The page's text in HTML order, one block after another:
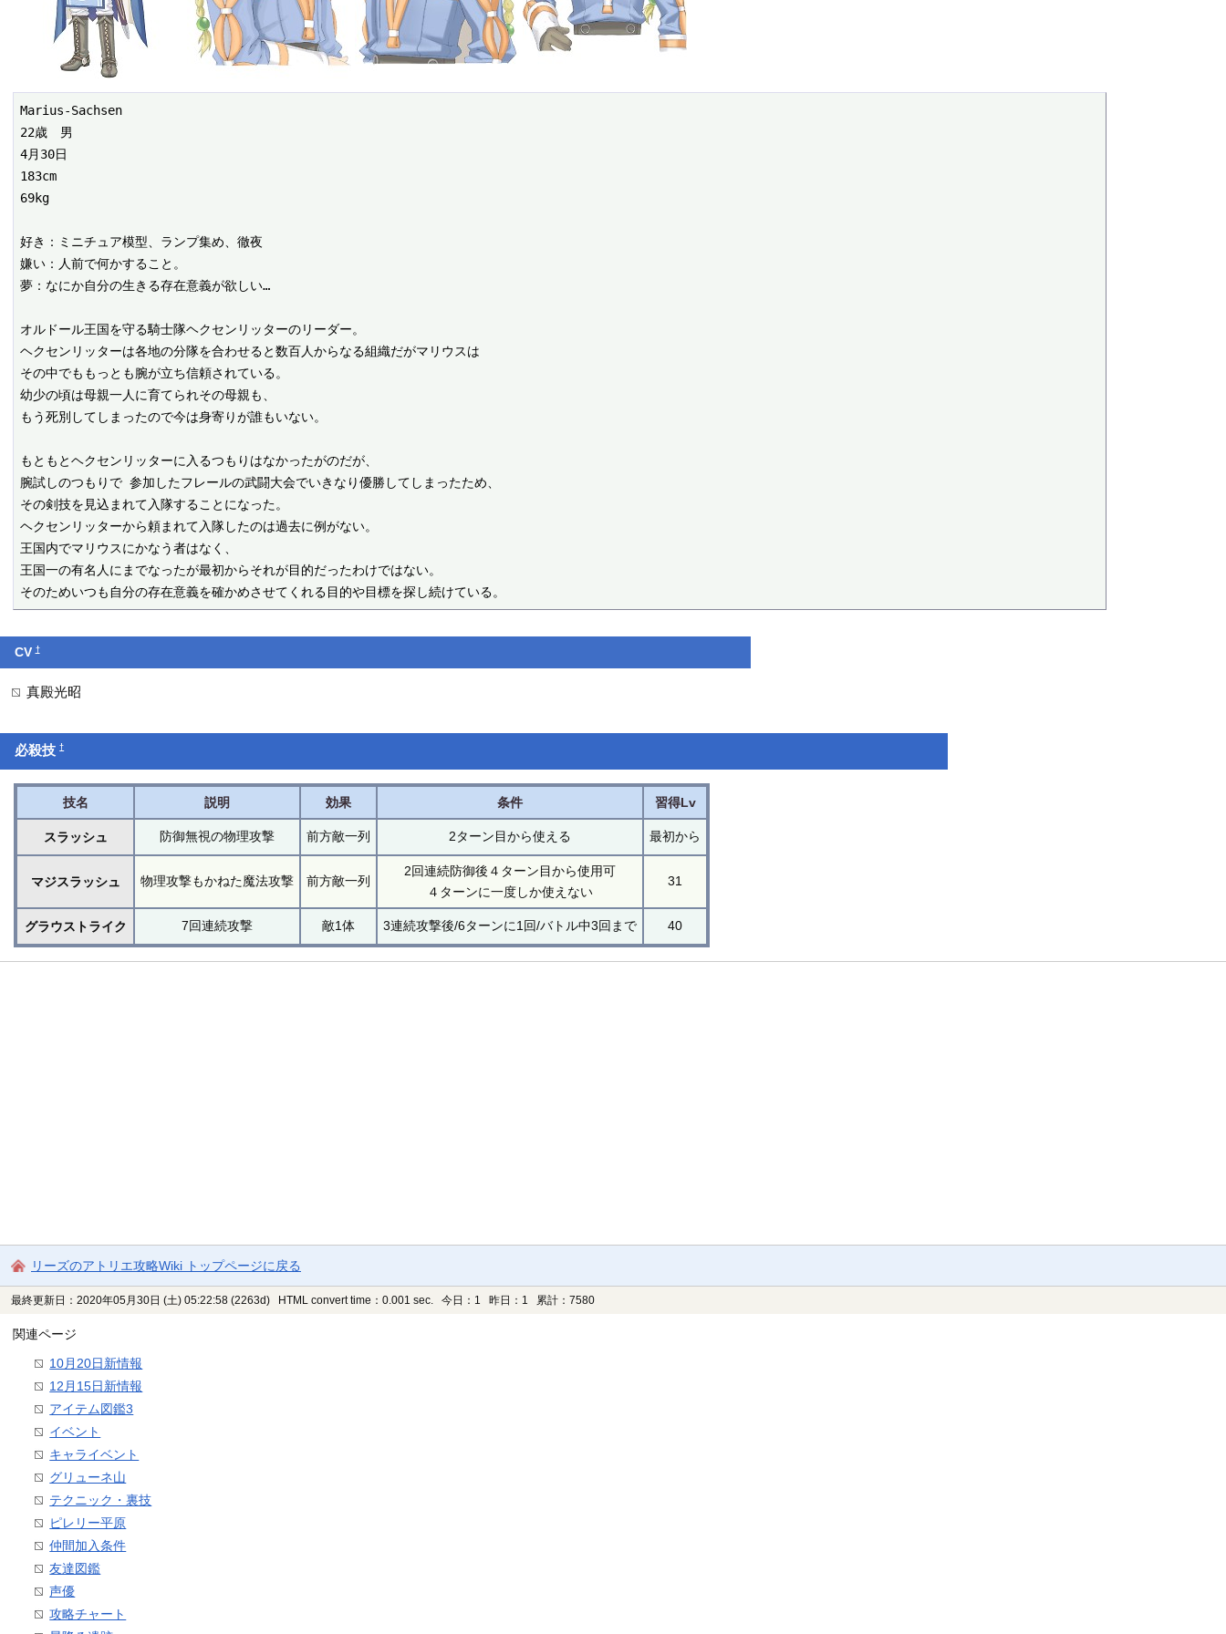
Marius-Sachsen
22歳　男
4月30日
183cm
69kg
好き：ミニチュア模型、ランプ集め、徹夜
嫌い：人前で何かすること。
夢：なにか自分の生きる存在意義が欲しい…
オルドール王国を守る騎士隊ヘクセンリッターのリーダー。
ヘクセンリッターは各地の分隊を合わせると数百人からなる組織だがマリウスは
その中でももっとも腕が立ち信頼されている。
幼少の頃は母親一人に育てられその母親も、
もう死別してしまったので今は身寄りが誰もいない。
もともとヘクセンリッターに入るつもりはなかったがのだが、
腕試しのつもりで 参加したフレールの武闘大会でいきなり優勝してしまったため、
その剣技を見込まれて入隊することになった。
ヘクセンリッターから頼まれて入隊したのは過去に例がない。
王国内でマリウスにかなう者はなく、
王国一の有名人にまでなったが最初からそれが目的だったわけではない。
CV†
真殿光昭
必殺技†
技名 説明 効果 条件 習得Lv
スラッシュ 防御無視の物理攻撃 前方敵一列 2ターン目から使える 最初から
マジスラッシュ 物理攻撃もかねた魔法攻撃 前方敵一列
2回連続防御後４ターン目から使用可
４ターンに一度しか使えない
31
グラウストライク 7回連続攻撃 敵1体 3連続攻撃後/6ターンに1回/バトル中3回まで 40
リーズのアトリエ攻略Wiki トップページに戻る
最終更新日：2020年05月30日 (土) 05:22:58 (2263d) HTML convert time：0.001 sec. 今日：1 昨日：1 累計：7580
関連ページ
10月20日新情報
12月15日新情報
アイテム図鑑3
イベント
キャライベント
グリューネ山
テクニック・裏技
ピレリー平原
仲間加入条件
友達図鑑
声優
攻略チャート